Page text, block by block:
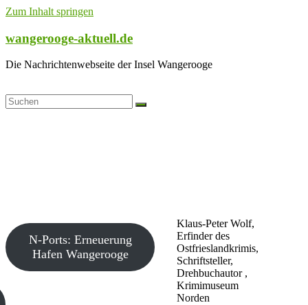
Zum Inhalt springen
wangerooge-aktuell.de
Die Nachrichtenwebseite der Insel Wangerooge
Klaus-Peter Wolf,
Erfinder des
Ostfrieslandkrimis,
Schriftsteller,
Drehbuchautor ,
Krimimuseum
Norden
N-Ports: Erneuerung
Hafen Wangerooge